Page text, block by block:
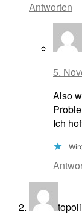
Antworten
5.
Also
Ich